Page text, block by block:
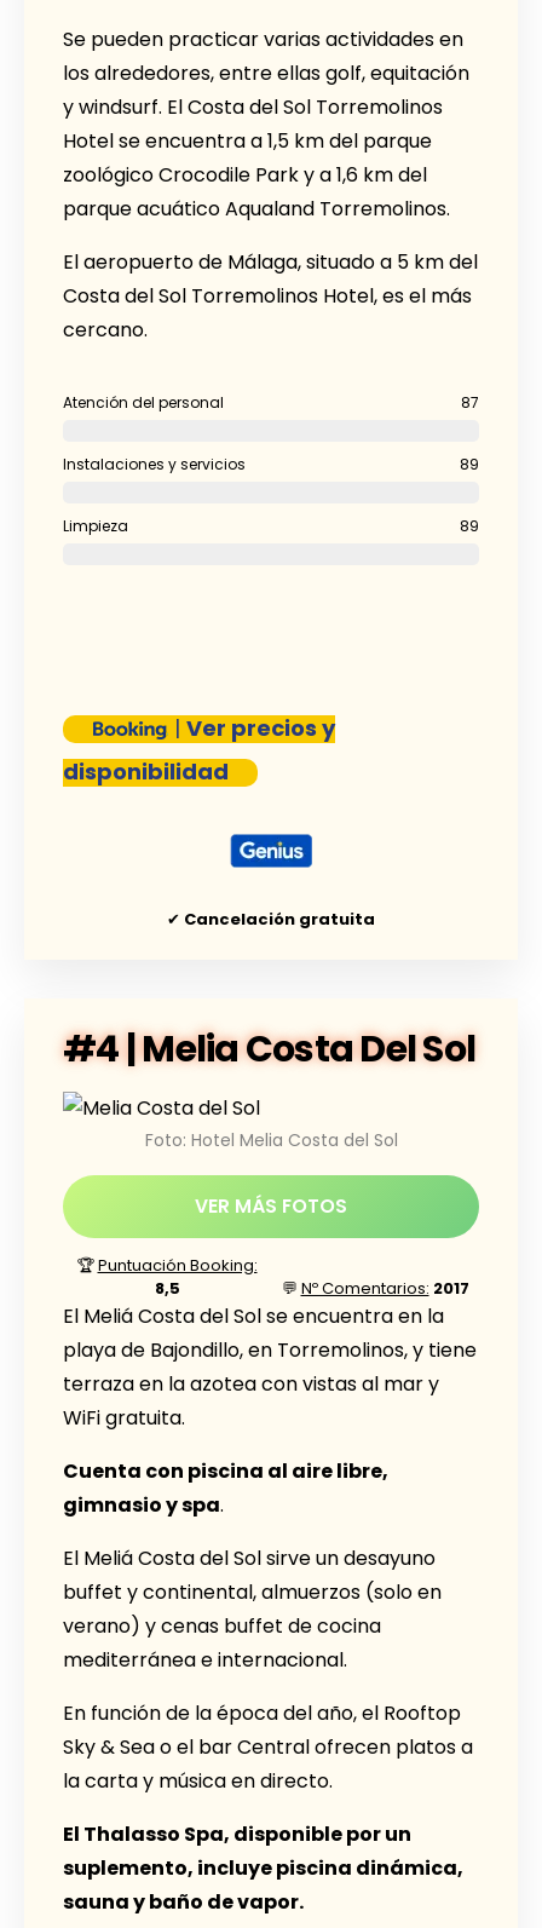
Se pueden practicar varias actividades en
los alrededores, entre ellas golf, equitación
y windsurf. El Costa del Sol Torremolinos
Hotel se encuentra a 1,5 km del parque
zoológico Crocodile Park y a 1,6 km del
parque acuático Aqualand Torremolinos.
El aeropuerto de Málaga, situado a 5 km del
Costa del Sol Torremolinos Hotel, es el más
cercano.
Atención del personal 87
Instalaciones y servicios 89
Limpieza 89
| Ver precios y
disponibilidad
✔ Cancelación gratuita
#4 | Melia Costa Del Sol
Foto: Hotel Melia Costa del Sol
VER MÁS FOTOS
🏆Puntuación Booking:
8,5
💬 Nº Comentarios: 2017
El Meliá Costa del Sol se encuentra en la
playa de Bajondillo, en Torremolinos, y tiene
terraza en la azotea con vistas al mar y
WiFi gratuita.
Cuenta con piscina al aire libre,
gimnasio y spa.
El Meliá Costa del Sol sirve un desayuno
buffet y continental, almuerzos (solo en
verano) y cenas buffet de cocina
mediterránea e internacional.
En función de la época del año, el Rooftop
Sky & Sea o el bar Central ofrecen platos a
la carta y música en directo.
El Thalasso Spa, disponible por un
suplemento, incluye piscina dinámica,
sauna y baño de vapor.